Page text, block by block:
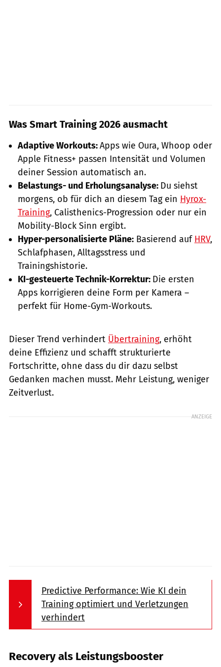
Was Smart Training 2026 ausmacht
Adaptive Workouts:Apps wie Oura, Whoop oder
Apple Fitness+ passen Intensität und Volumen
deiner Session automatisch an.
Belastungs- und Erholungsanalyse: Du siehst
morgens, ob für dich an diesem Tag ein Hyrox-
Training, Calisthenics-Progression oder nur ein
Mobility-Block Sinn ergibt.
Hyper-personalisierte Pläne: Basierend auf HRV,
Schlafphasen, Alltagsstress und
Trainingshistorie.
KI-gesteuerte Technik-Korrektur: Die ersten
Apps korrigieren deine Form per Kamera –
perfekt für Home-Gym-Workouts.
Dieser Trend verhindert Übertraining, erhöht
deine Effizienz und schafft strukturierte
Fortschritte, ohne dass du dir dazu selbst
Gedanken machen musst. Mehr Leistung, weniger
Zeitverlust.
ANZEIGE
Predictive Performance: Wie KI dein
Training optimiert und Verletzungen
verhindert
Recovery als Leistungsboostergettyimages/FG Trade